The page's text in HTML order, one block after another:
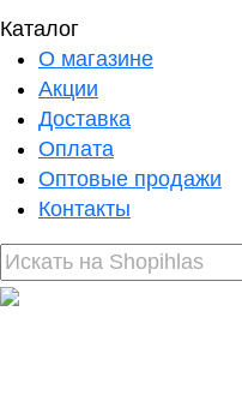
Каталог
О магазине
Акции
Доставка
Оплата
Оптовые продажи
Контакты